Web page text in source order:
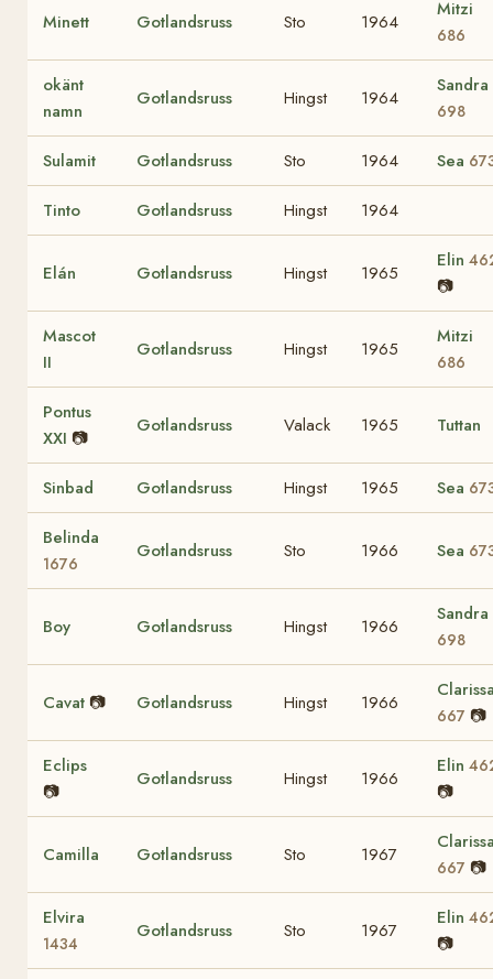
Minett Gotlandsruss Sto 1964
Mitzi
686
okänt
namn
Gotlandsruss Hingst 1964
Sandra
698
Sulamit Gotlandsruss Sto 1964 Sea
Tinto Gotlandsruss Hingst 1964
Elán Gotlandsruss Hingst 1965
Elin
📷
Mascot
II
Gotlandsruss Hingst 1965
Mitzi
686
Pontus
XXI 📷
Gotlandsruss Valack 1965 Tuttan
Sinbad Gotlandsruss Hingst 1965 Sea
Belinda
1676
Gotlandsruss Sto 1966 Sea
Boy Gotlandsruss Hingst 1966
Sandra
698
Cavat 📷 Gotlandsruss Hingst 1966
667 📷
Eclips
📷
Gotlandsruss Hingst 1966
Elin
📷
Camilla Gotlandsruss Sto 1967
667 📷
Elvira
1434
Gotlandsruss Sto 1967
Elin
📷